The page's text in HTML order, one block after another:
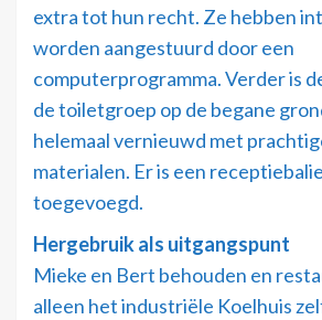
extra tot hun recht. Ze hebben
worden aangestuurd door een
computerprogramma. Verder is
de toiletgroep op de begane
helemaal vernieuwd met
materialen. Er is een
toegevoegd.
Hergebruik als uitgangspunt
Mieke en Bert behouden en
alleen het industriële Koelhuis